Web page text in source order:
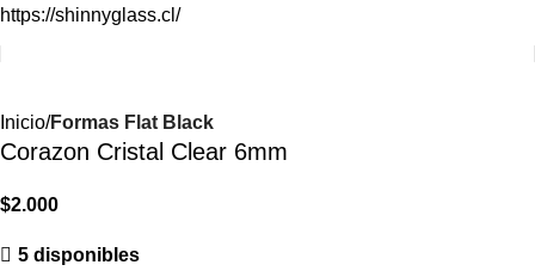
https://shinnyglass.cl/
Inicio Formas Flat Black
Corazon Cristal Clear 6mm
$2.000
5 disponibles